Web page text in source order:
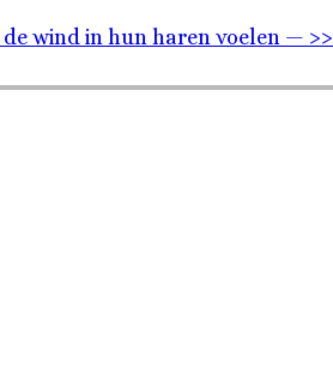
wind in hun haren voelen — >>